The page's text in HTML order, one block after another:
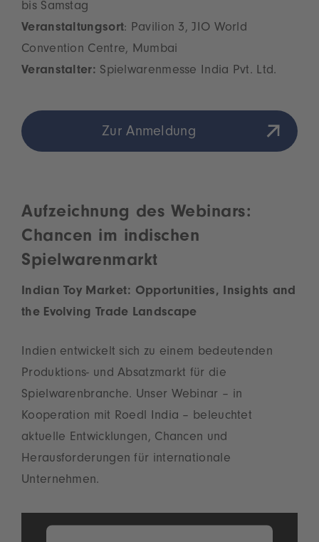
bis Samstag
Veranstaltungsort: Pavilion 3, JIO World
Convention Centre, Mumbai
Veranstalter: Spielwarenmesse India Pvt. Ltd.
Zur Anmeldung
Aufzeichnung des Webinars:
Chancen im indischen
Spielwarenmarkt
Indian Toy Market: Opportunities, Insights and
the Evolving Trade Landscape
Indien entwickelt sich zu einem bedeutenden
Produktions- und Absatzmarkt für die
Spielwarenbranche. Unser Webinar – in
Kooperation mit Roedl India – beleuchtet
aktuelle Entwicklungen, Chancen und
Herausforderungen für internationale
Unternehmen.